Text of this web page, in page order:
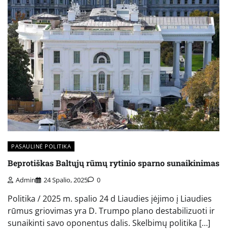
PASAULINĖ POLITIKA
Beprotiškas Baltųjų rūmų rytinio sparno sunaikinimas
Admin 24 Spalio, 2025 0
Politika / 2025 m. spalio 24 d Liaudies įėjimo į Liaudies
rūmus griovimas yra D. Trumpo plano destabilizuoti ir
sunaikinti savo oponentus dalis. Skelbimų politika […]